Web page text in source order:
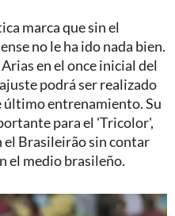
marca que sin el
no le ha ido nada bien.
en el once inicial del
podrá ser realizado
último entrenamiento. Su
para el 'Tricolor',
el Brasileirão sin contar
el medio brasileño.